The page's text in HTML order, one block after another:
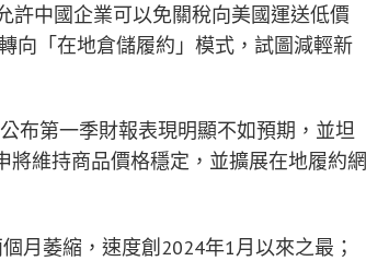
許中國企業可以免關稅向美國運送低價
向「在地倉儲履約」模式，試圖減輕新
布第一季財報表現明顯不如預期，並坦
維持商品價格穩定，並擴展在地履約網
月萎縮，速度創2024年1月以來之最；